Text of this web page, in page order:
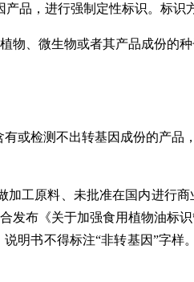
品，进行强制定性标识。标识
物、微生物或者其产品成份的
或检测不出转基因成份的产品
工原料、未批准在国内进行
布《关于加强食用植物油标
明书不得标注“非转基因”字样